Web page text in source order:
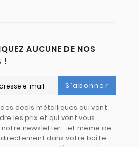
AUCUNE DE NOS
!
S’abonner
deals métalliques qui vont
les prix et qui vont vous
notre newsletter… et même de
dans votre boîte